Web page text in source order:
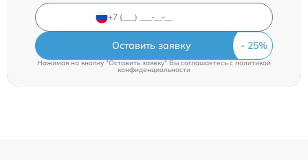
Оставить заявку
Нажимая на кнопку "Оставить заявку" Вы соглашаетесь cполитикой
конфиденциальности